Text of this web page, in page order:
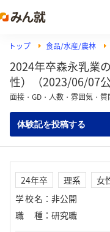
トップ 食品/水産/農林
2024年卒森永乳業
性）（2023/06/07公
面接・GD・人数・雰囲気・質
体験記を投稿する
24年卒 理系
女
学校名 ： 非公開
職種 ： 研究職